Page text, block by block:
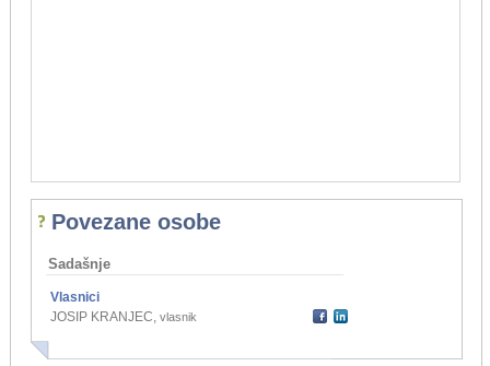
Povezane osobe
Sadašnje
Vlasnici
JOSIP KRANJEC, vlasnik